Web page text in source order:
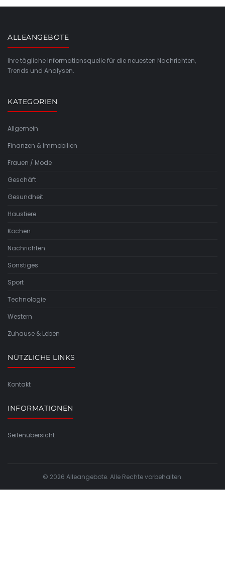
ALLEANGEBOTE
Ihre tägliche Informationsquelle für die neuesten Nachrichten,
Trends und Analysen.
KATEGORIEN
Allgemein
Finanzen & Immobilien
Frauen / Mode
Geschäft
Gesundheit
Haustiere
Kochen
Nachrichten
Sonstiges
Sport
Technologie
Western
Zuhause & Leben
NÜTZLICHE LINKS
Kontakt
INFORMATIONEN
Seitenübersicht
© 2026 Alleangebote. Alle Rechte vorbehalten.